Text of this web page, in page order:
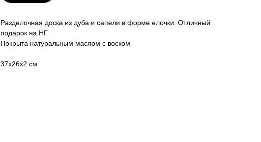
Разделочная доска из дуба и сапели в форме елочки. Отличный
подарок на НГ
Покрыта натуральным маслом с воском
37х26х2 см